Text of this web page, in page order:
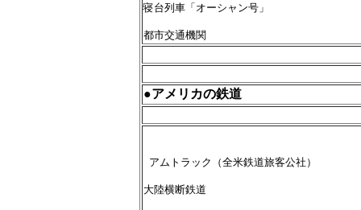
寝台列車「オーシャン号」
都市交通機関
●アメリカの鉄道
アムトラック（全米鉄道旅客公社）
大陸横断鉄道